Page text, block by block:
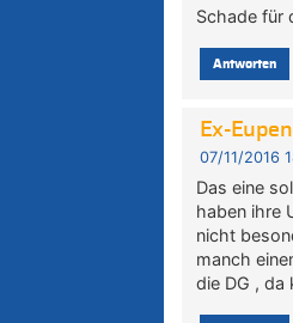
Schade für
Antworten
Ex-
07/11/2016
Das eine
haben ihre
nicht
manch
die DG , da